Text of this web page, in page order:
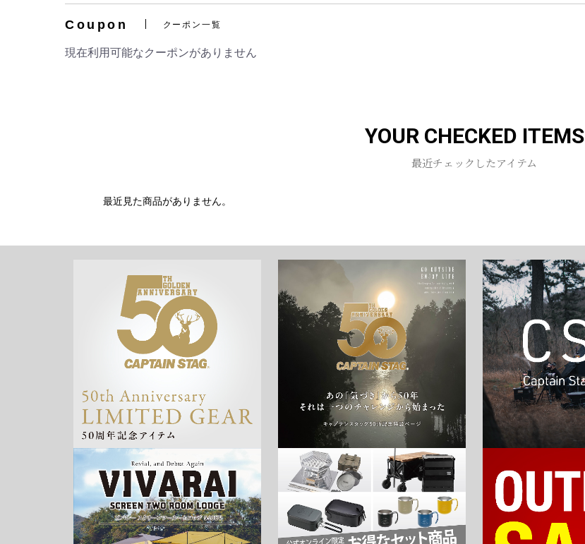
お買い物を続ける カートへ進む
Coupon クーポン一覧
現在利用可能なクーポンがありません
YOUR CHECKED ITEMS
最近チェックしたアイテム
最近見た商品がありません。